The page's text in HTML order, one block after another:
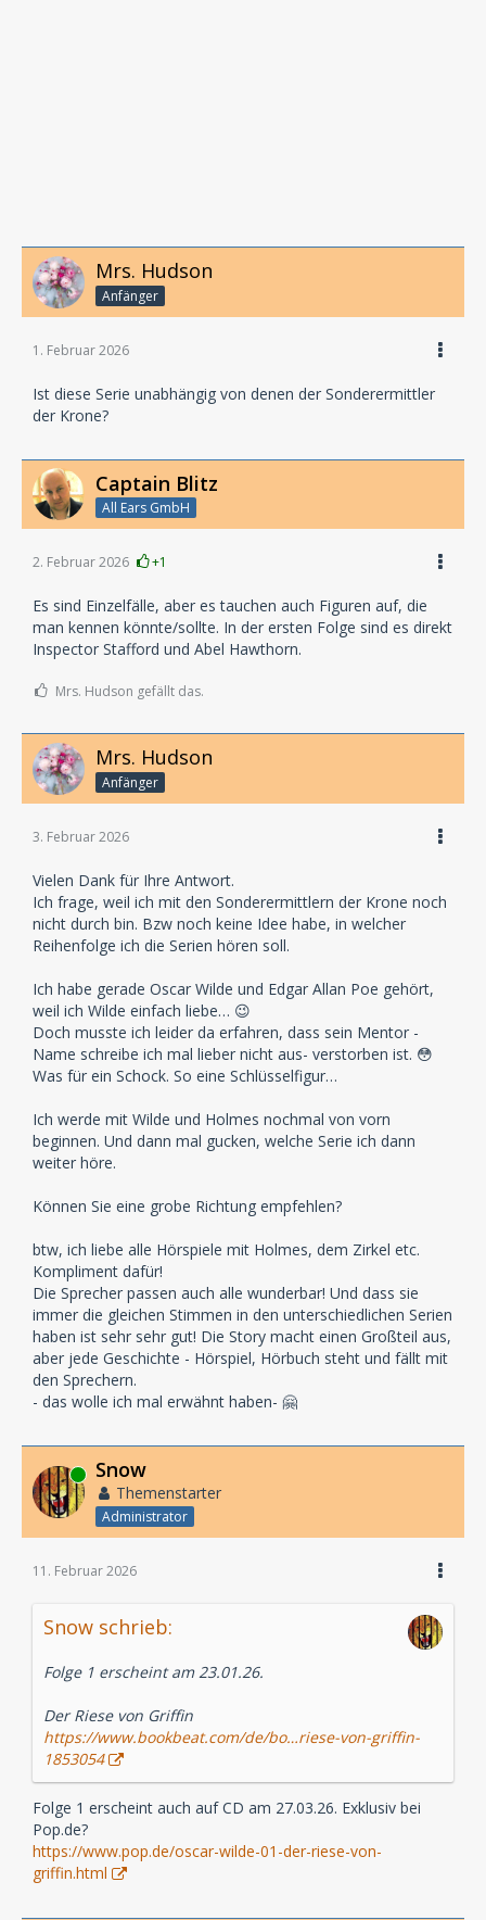
Mrs. Hudson
Anfänger
1. Februar 2026
Ist diese Serie unabhängig von denen der Sonderermittler
der Krone?
Captain Blitz
All Ears GmbH
2. Februar 2026 +1
Es sind Einzelfälle, aber es tauchen auch Figuren auf, die
man kennen könnte/sollte. In der ersten Folge sind es direkt
Inspector Stafford und Abel Hawthorn.
Mrs. Hudson gefällt das.
Mrs. Hudson
Anfänger
3. Februar 2026
Vielen Dank für Ihre Antwort.
Ich frage, weil ich mit den Sonderermittlern der Krone noch
nicht durch bin. Bzw noch keine Idee habe, in welcher
Reihenfolge ich die Serien hören soll.
Ich habe gerade Oscar Wilde und Edgar Allan Poe gehört,
weil ich Wilde einfach liebe… 😉
Doch musste ich leider da erfahren, dass sein Mentor -
Name schreibe ich mal lieber nicht aus- verstorben ist. 😳
Was für ein Schock. So eine Schlüsselfigur…
Ich werde mit Wilde und Holmes nochmal von vorn
beginnen. Und dann mal gucken, welche Serie ich dann
weiter höre.
Können Sie eine grobe Richtung empfehlen?
btw, ich liebe alle Hörspiele mit Holmes, dem Zirkel etc.
Kompliment dafür!
Die Sprecher passen auch alle wunderbar! Und dass sie
immer die gleichen Stimmen in den unterschiedlichen Serien
haben ist sehr sehr gut! Die Story macht einen Großteil aus,
aber jede Geschichte - Hörspiel, Hörbuch steht und fällt mit
den Sprechern.
- das wolle ich mal erwähnt haben- 🤗
Online Snow
Themenstarter
Administrator
11. Februar 2026
Snow schrieb:
Folge 1 erscheint am 23.01.26.
Der Riese von Griffin
https://www.bookbeat.com/de/bo…riese-von-griffin-
1853054
Folge 1 erscheint auch auf CD am 27.03.26. Exklusiv bei
Pop.de?
https://www.pop.de/oscar-wilde-01-der-riese-von-
griffin.html